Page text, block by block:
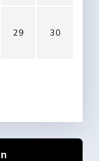
29 30